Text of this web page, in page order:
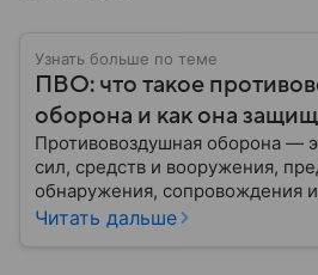
Узнать больше по теме
ПВО: что такое
оборона и как она
Противовоздушная оборона —
сил, средств и вооружения,
обнаружения, сопровождения
средств воздушного
Читать дальше